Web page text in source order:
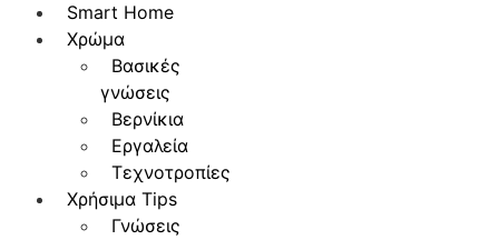
Smart Home
Χρώμα
Βασικές
γνώσεις
Βερνίκια
Εργαλεία
Τεχνοτροπίες
Χρήσιμα Tips
Γνώσεις